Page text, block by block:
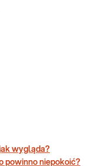
wygląda?
powinno niepokoić?